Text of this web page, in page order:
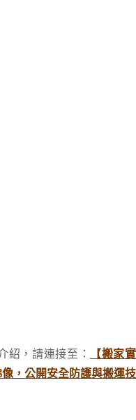
紹，請連接至：
【搬家實
，公開安全防護與搬運技